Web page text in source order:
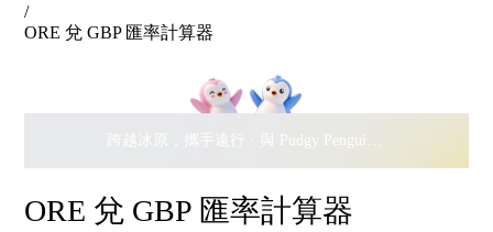
/
ORE 兌 GBP 匯率計算器
跨越冰原，攜手遠行 · 與 Pudgy Penguins 搖擺瓜分
ORE 兌 GBP 匯率計算器